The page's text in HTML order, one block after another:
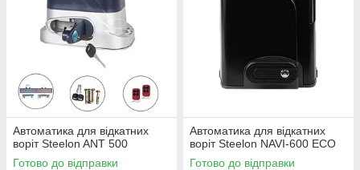
Автоматика для відкатних
воріт Steelon ANT 500
Готово до відправки
Автоматика для відкатних
воріт Steelon NAVI-600 ECO
Готово до відправки